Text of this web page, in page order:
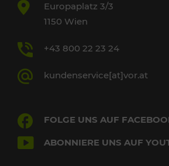
Europaplatz 3/3
1150 Wien
+43 800 22 23 24
kundenservice[at]vor.at
FOLGE UNS AUF
ABONNIERE UNS AUF